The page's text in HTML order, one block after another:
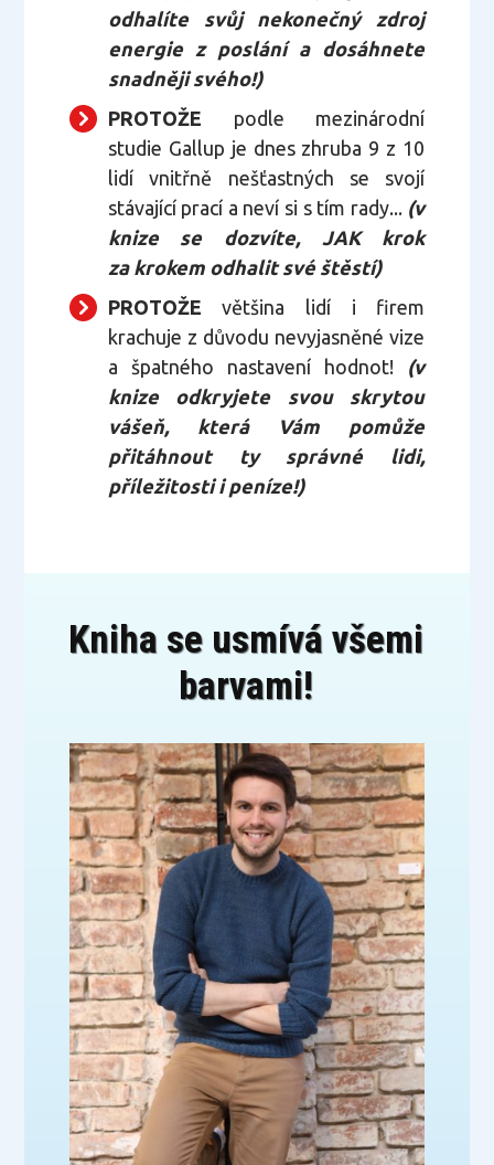
odhalíte svůj nekonečný zdroj
energie z poslání a dosáhnete
snadněji svého!)
PROTOŽE podle mezinárodní
studie Gallup je dnes zhruba 9 z 10
lidí vnitřně nešťastných se svojí
stávající prací a neví si s tím rady... (v
knize se dozvíte, JAK krok
za krokem odhalit své štěstí)
PROTOŽEvětšina lidí i firem
krachuje z důvodu nevyjasněné vize
a špatného nastavení hodnot! (v
knize odkryjete svou skrytou
vášeň, která Vám pomůže
přitáhnout ty správné lidi,
příležitosti i peníze!)
Kniha se usmívá všemi
barvami!